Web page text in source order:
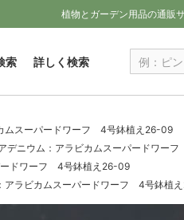
植物とガーデン用品の通販
索 詳しく検索
ムスーパードワーフ 4号鉢植え26-09
デニウム：アラビカムスーパードワー
ードワーフ 4号鉢植え26-09
アラビカムスーパードワーフ 4号鉢植